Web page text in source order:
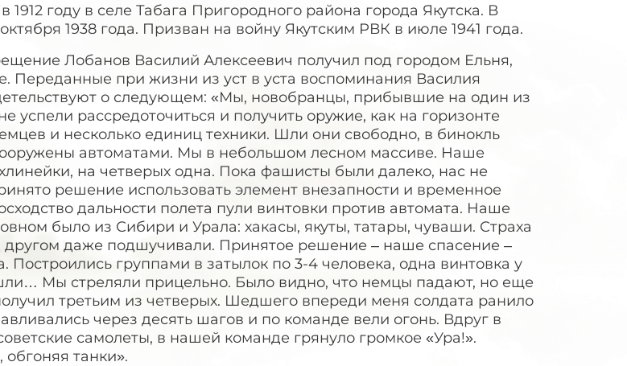
1912 году в селе Табага Пригородного района города Якутска. В
1938 года. Призван на войну Якутским РВК в июле 1941 года.
Лобанов Василий Алексеевич получил под городом Ельня,
Переданные при жизни из уст в уста воспоминания Василия
о следующем: «Мы, новобранцы, прибывшие на один из
успели рассредоточиться и получить оружие, как на горизонте
и несколько единиц техники. Шли они свободно, в бинокль
автоматами. Мы в небольшом лесном массиве. Наше
на четверых одна. Пока фашисты были далеко, нас не
решение использовать элемент внезапности и временное
дальности полета пули винтовки против автомата. Наше
было из Сибири и Урала: хакасы, якуты, татары, чуваши. Страха
другом даже подшучивали. Принятое решение – наше спасение –
Построились группами в затылок по 3-4 человека, одна винтовка у
Мы стреляли прицельно. Было видно, что немцы падают, но еще
третьим из четверых. Шедшего впереди меня солдата ранило
через десять шагов и по команде вели огонь. Вдруг в
самолеты, в нашей команде грянуло громкое «Ура!».
танки».